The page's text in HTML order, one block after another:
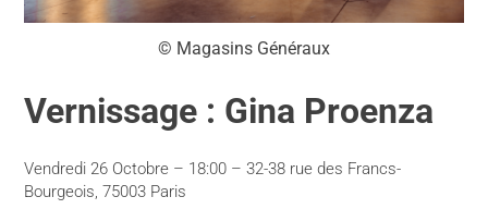
© Magasins Généraux
Vernissage : Gina Proenza
Vendredi 26 Octobre – 18:00 – 32-38 rue des Francs-
Bourgeois, 75003 Paris